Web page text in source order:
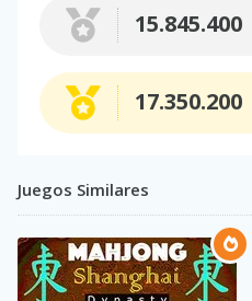
15.845.400
17.350.200
Juegos Similares